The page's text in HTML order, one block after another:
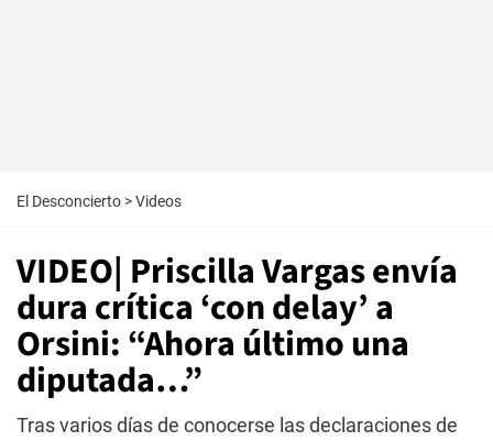
El Desconcierto >Videos
VIDEO| Priscilla Vargas envía
dura crítica ‘con delay’ a
Orsini: “Ahora último una
diputada…”
Tras varios días de conocerse las declaraciones de